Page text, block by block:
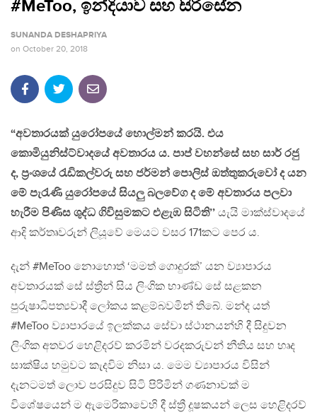
#MeToo, ඉන්දියාව සහ සිරිසේන
SUNANDA DESHAPRIYA
on October 20, 2018
“අවතාරයක් යුරෝපයේ හොල්මන් කරයි. එය
කොමියුනිස්ට්වාදයේ අවතාරය ය. පාප් වහන්සේ සහ සාර් රජු
ද, ප්‍රංශයේ රැඩිකල්වරු සහ ජර්මන් පොලිස් ඔත්තුකරුවෝ ද යන
මේ පැරැණි යුරෝපයේ සියලු බලවේග ද මේ අවතාරය පලවා
හැරීම පිණිස ශුද්ධ ගිවිසුමකට එළැඹ සිටිති’’ යැයි මාක්ස්වාදයේ
ආදි කර්තෘවරුන් ලියූවේ මෙයට වසර 171කට පෙර ය.
දැන් #MeToo නොහොත් ‘මමත් ගොදුරක්’ යන ව්‍යාපාරය
අවතාරයක් සේ ස්ත්‍රීන් සිය ලිංගික භාණ්ඩ සේ සළකන
පුරුෂාධිපත්‍යවාදී ලෝකය කළම්බවමින් තිබේ. මන්ද යත්
#MeToo ව්‍යාපාරයේ ඉලක්කය සේවා ස්ථානයන්හි දී සිදුවන
ලිංගික අතවර හෙළිදරව් කරමින් වරදකරුවන් නීතිය සහ හෘද
සාක්ෂිය හමුවට කැදවිම නිසා ය. මෙම ව්‍යාපාරය විසින්
දැනටමත් ලොව පරසිදුව සිටි පිරිමින් ගණනාවක් ම
විශේෂයෙන් ම ඇමෙරිකාවෙහි දී ස්‍ත්‍රී දූෂකයන් ලෙස හෙළිදරව්